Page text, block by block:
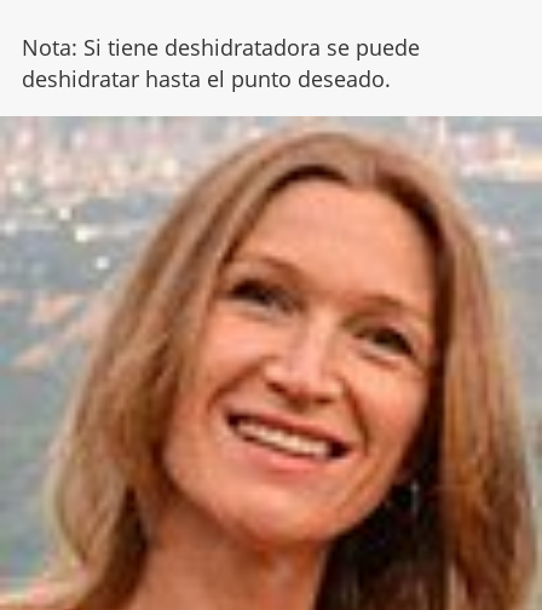
Nota: Si tiene deshidratadora se puede
deshidratar hasta el punto deseado.